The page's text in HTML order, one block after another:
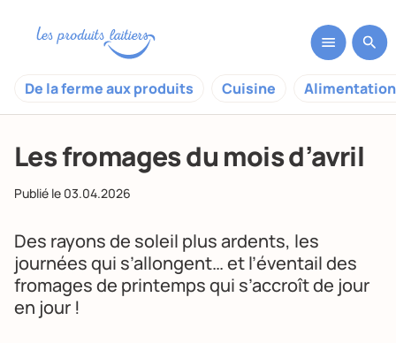
De la ferme aux produits Cuisine
Les fromages du mois d’avril
Publié le 03.04.2026
Des rayons de soleil plus ardents, les
journées qui s’allongent… et l’éventail des
fromages de printemps qui s’accroît de jour
en jour !